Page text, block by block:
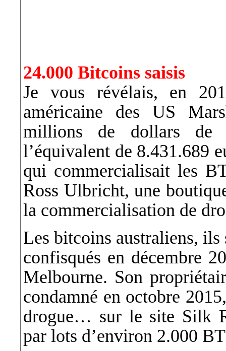
24.000 Bitcoins saisis
Je vous révélais, en
américaine des US
millions de dollars de
l’équivalent de 8.431.689
qui commercialisait les
Ross Ulbricht, une
la commercialisation de
Les bitcoins australiens, ils
confisqués en décembre
Melbourne. Son
condamné en octobre
drogue… sur le site Silk
par lots d’environ 2.000